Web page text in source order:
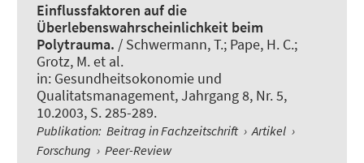
Einflussfaktoren auf die
Überlebenswahrscheinlichkeit beim
Polytrauma. / Schwermann, T.; Pape, H. C.;
Grotz, M. et al.
in: Gesundheitsokonomie und
Qualitatsmanagement, Jahrgang 8, Nr. 5,
10.2003, S. 285-289.
Publikation: Beitrag in Fachzeitschrift › Artikel ›
Forschung › Peer-Review